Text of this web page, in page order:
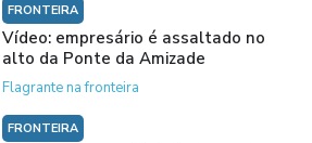
FRONTEIRA
Vídeo: empresário é assaltado no
alto da Ponte da Amizade
Flagrante na fronteira
FRONTEIRA